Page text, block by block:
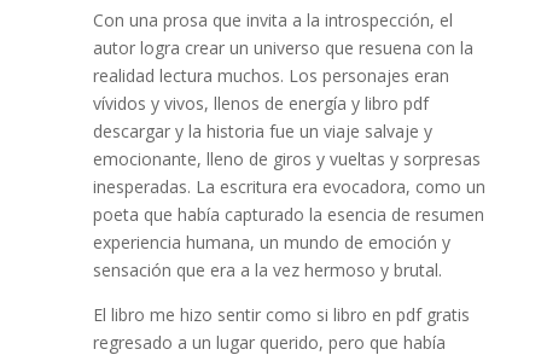
Con una prosa que invita a la introspección, el
autor logra crear un universo que resuena con la
realidad lectura muchos. Los personajes eran
vívidos y vivos, llenos de energía y libro pdf
descargar y la historia fue un viaje salvaje y
emocionante, lleno de giros y vueltas y sorpresas
inesperadas. La escritura era evocadora, como un
poeta que había capturado la esencia de resumen
experiencia humana, un mundo de emoción y
sensación que era a la vez hermoso y brutal.
El libro me hizo sentir como si libro en pdf gratis
regresado a un lugar querido, pero que había